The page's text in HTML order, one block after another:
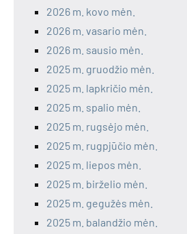
2026 m. kovo mėn.
2026 m. vasario mėn.
2026 m. sausio mėn.
2025 m. gruodžio mėn.
2025 m. lapkričio mėn.
2025 m. spalio mėn.
2025 m. rugsėjo mėn.
2025 m. rugpjūčio mėn.
2025 m. liepos mėn.
2025 m. birželio mėn.
2025 m. gegužės mėn.
2025 m. balandžio mėn.